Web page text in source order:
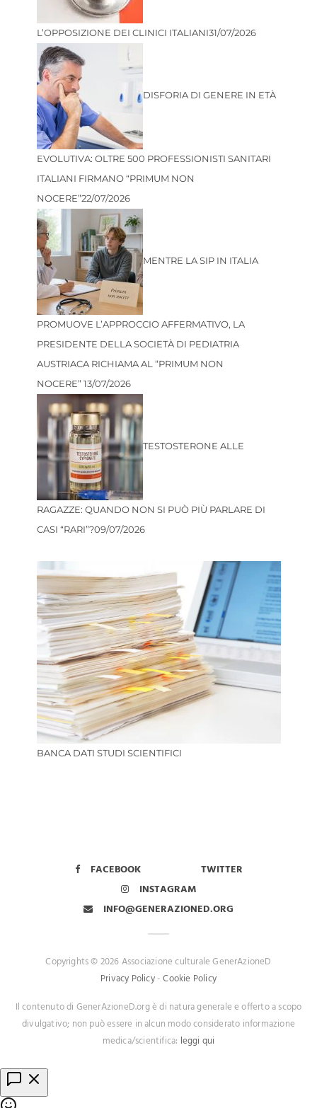
L’OPPOSIZIONE DEI CLINICI ITALIANI31/07/2026
DISFORIA DI GENERE IN ETÀ
EVOLUTIVA: OLTRE 500 PROFESSIONISTI SANITARI
ITALIANI FIRMANO “PRIMUM NON
NOCERE”22/07/2026
MENTRE LA SIP IN ITALIA
PROMUOVE L’APPROCCIO AFFERMATIVO, LA
PRESIDENTE DELLA SOCIETÀ DI PEDIATRIA
AUSTRIACA RICHIAMA AL “PRIMUM NON
NOCERE”13/07/2026
TESTOSTERONE ALLE
RAGAZZE: QUANDO NON SI PUÒ PIÙ PARLARE DI
CASI “RARI”?09/07/2026
BANCA DATI STUDI SCIENTIFICI
FACEBOOK
TWITTER
INSTAGRAM
INFO@GENERAZIONED.ORG
Copyrights © 2026 Associazione culturale GenerAzioneD
Privacy Policy-Cookie Policy
Il contenuto di GenerAzioneD.org è di natura generale e offerto a scopo
divulgativo; non può essere in alcun modo considerato informazione
medica/scientifica: leggi qui